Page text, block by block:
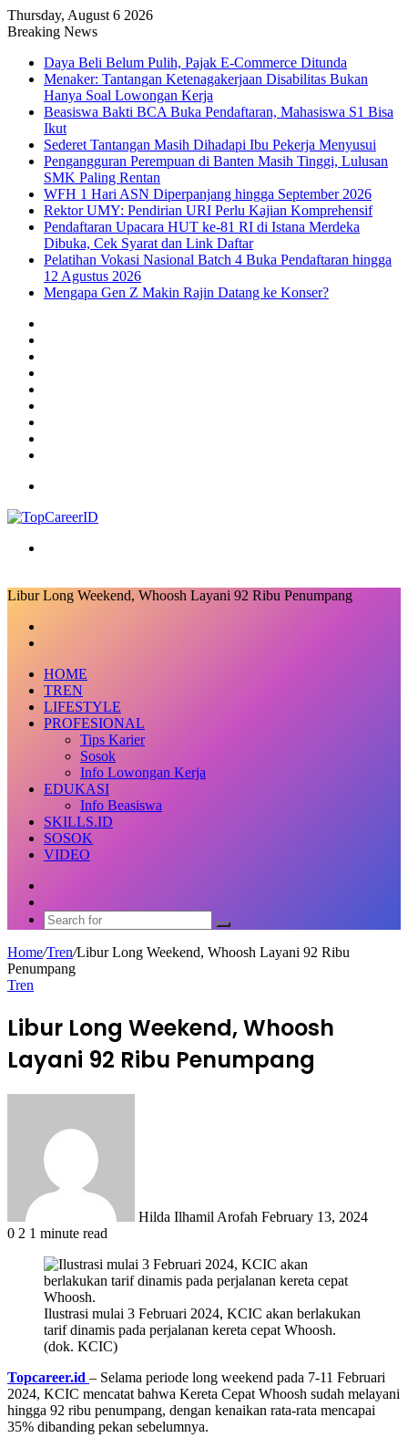
Thursday, August 6 2026
Breaking News
Daya Beli Belum Pulih, Pajak E-Commerce Ditunda
Menaker: Tantangan Ketenagakerjaan Disabilitas Bukan
Hanya Soal Lowongan Kerja
Beasiswa Bakti BCA Buka Pendaftaran, Mahasiswa S1 Bisa
Ikut
Sederet Tantangan Masih Dihadapi Ibu Pekerja Menyusui
Pengangguran Perempuan di Banten Masih Tinggi, Lulusan
SMK Paling Rentan
WFH 1 Hari ASN Diperpanjang hingga September 2026
Rektor UMY: Pendirian URI Perlu Kajian Komprehensif
Pendaftaran Upacara HUT ke-81 RI di Istana Merdeka
Dibuka, Cek Syarat dan Link Daftar
Pelatihan Vokasi Nasional Batch 4 Buka Pendaftaran hingga
12 Agustus 2026
Mengapa Gen Z Makin Rajin Datang ke Konser?
Libur Long Weekend, Whoosh Layani 92 Ribu Penumpang
Email
HOME
TREN
LIFESTYLE
PROFESIONAL
Tips Karier
Sosok
Info Lowongan Kerja
EDUKASI
Info Beasiswa
SKILLS.ID
SOSOK
VIDEO
skin
Search
for
Home/Tren/Libur Long Weekend, Whoosh Layani 92 Ribu
Penumpang
Tren
Libur Long Weekend, Whoosh
Layani 92 Ribu Penumpang
Hilda Ilhamil Arofah February 13, 2024
0 2 1 minute read
Ilustrasi mulai 3 Februari 2024, KCIC akan berlakukan
tarif dinamis pada perjalanan kereta cepat Whoosh.
(dok. KCIC)
Topcareer.id – Selama periode long weekend pada 7-11 Februari
2024, KCIC mencatat bahwa Kereta Cepat Whoosh sudah melayani
hingga 92 ribu penumpang, dengan kenaikan rata-rata mencapai
35% dibanding pekan sebelumnya.